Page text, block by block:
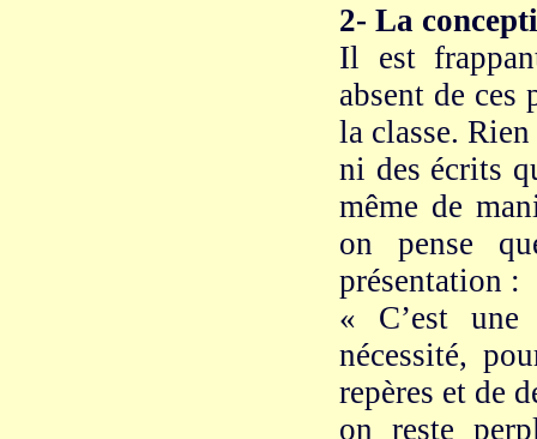
2- La
Il est
absent de ces
la classe.
ni des écrits
même de
on pense
présentation :
« C’est
nécessité,
repères et de
on reste